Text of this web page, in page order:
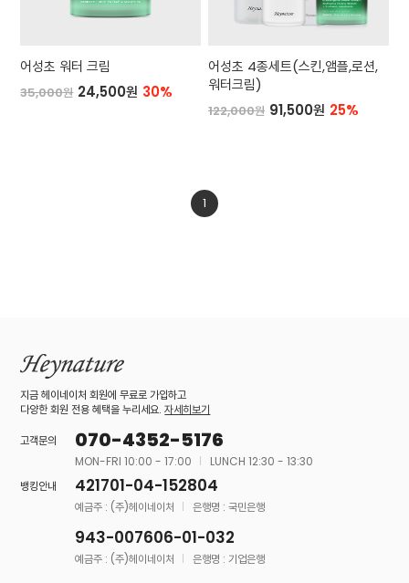
어성초 워터 크림
35,000원 24,500원 30%
어성초 4종세트(스킨,앰플,로션,
워터크림)
122,000원 91,500원 25%
1
지금 헤이네이처 회원에 무료로 가입하고
다양한 회원 전용 혜택을 누리세요.자세히보기
고객문의
070-4352-5176
MON-FRI 10:00 - 17:00
LUNCH 12:30 - 13:30
뱅킹안내
421701-04-152804
예금주 : (주)헤이네이처 은행명 : 국민은행
943-007606-01-032
예금주 : (주)헤이네이처 은행명 : 기업은행